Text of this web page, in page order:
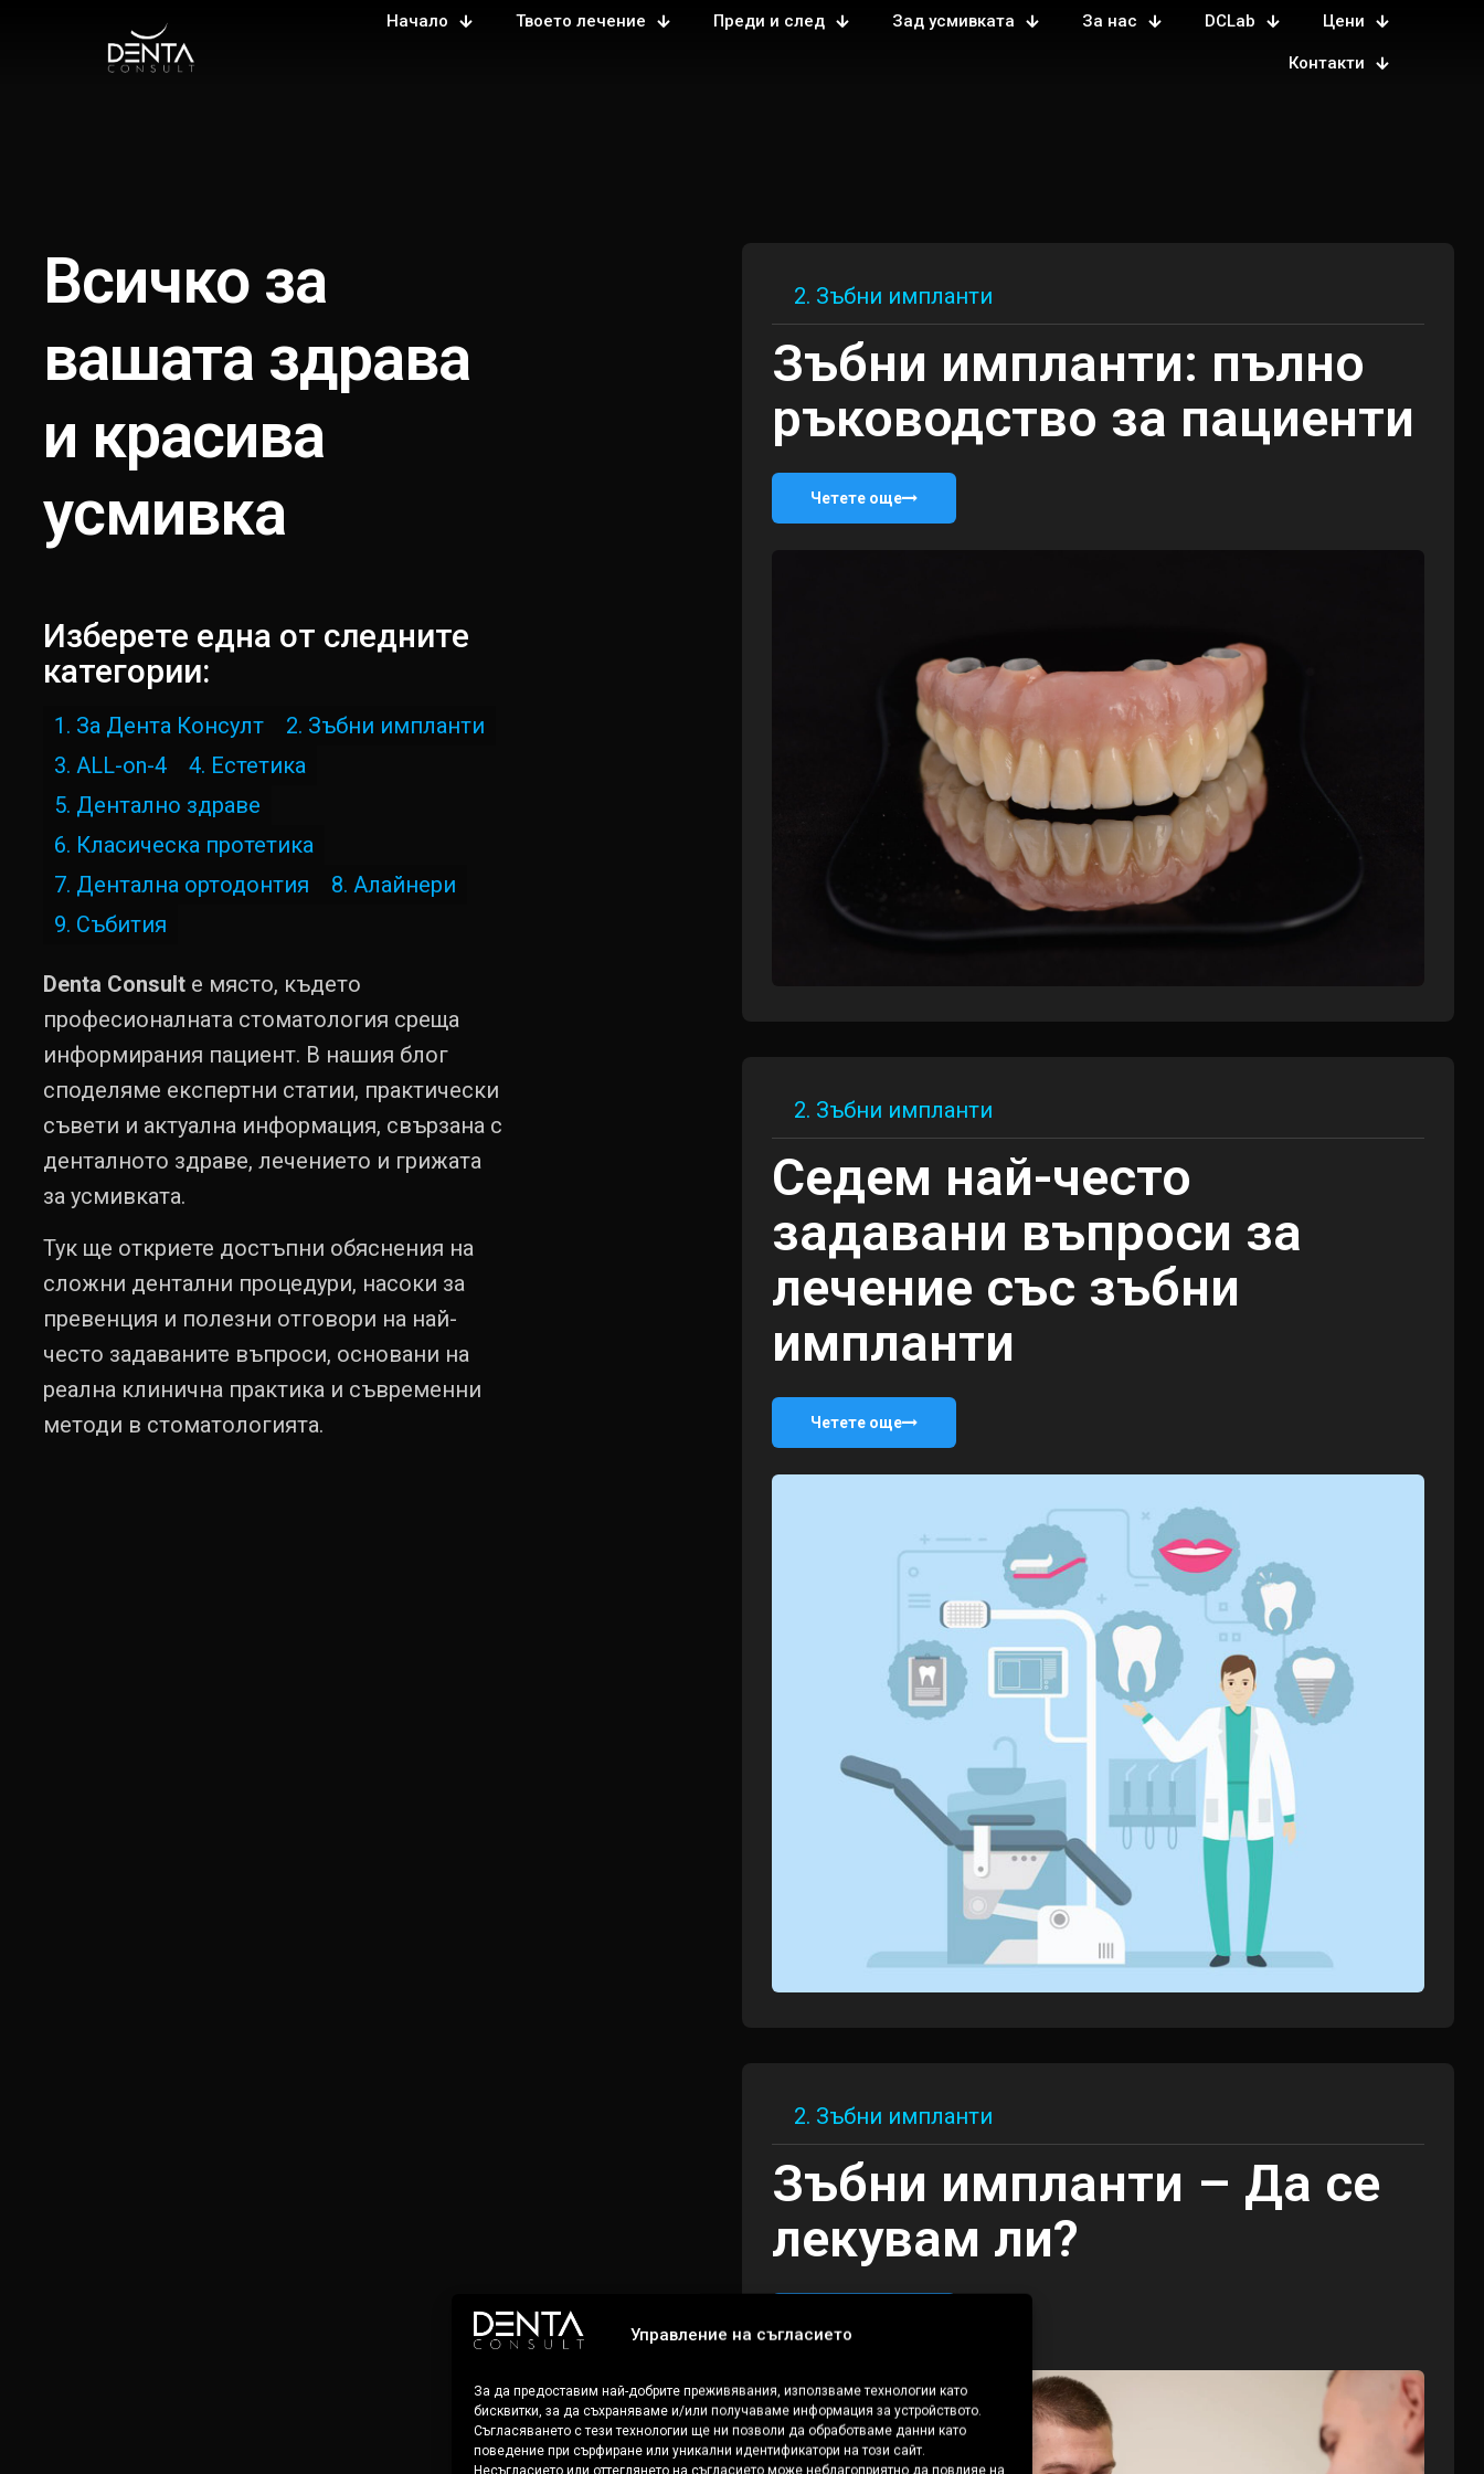
Управление на съгласието
За да предоставим най-добрите преживявания, използваме технологии като
бисквитки, за да съхраняваме и/или получаваме информация за устройството.
Съгласяването с тези технологии ще ни позволи да обработваме данни като
поведение при сърфиране или уникални идентификатори на този сайт.
Несъгласието или оттеглянето на съгласието може неблагоприятно да повлияе на
Начало Твоето лечение Преди и след Зад усмивката За нас DCLab Цени
Контакти
Всичко за
вашата здрава
и красива
усмивка
Изберете една от следните
категории:
1. За Дента Консулт
2. Зъбни импланти
3. ALL-on-4
4. Естетика
5. Дентално здраве
6. Класическа протетика
7. Дентална ортодонтия
8. Алайнери
9. Събития
Denta Consultе място, където
професионалната стоматология среща
информирания пациент. В нашия блог
споделяме експертни статии, практически
съвети и актуална информация, свързана с
денталното здраве, лечението и грижата
за усмивката.
Тук ще откриете достъпни обяснения на
сложни дентални процедури, насоки за
превенция и полезни отговори на най-
често задаваните въпроси, основани на
реална клинична практика и съвременни
методи в стоматологията.
2. Зъбни импланти
Зъбни импланти: пълно
ръководство за пациенти
Четете още
2. Зъбни импланти
Седем най-често
задавани въпроси за
лечение със зъбни
импланти
Четете още
2. Зъбни импланти
Зъбни импланти – Да се
лекувам ли?